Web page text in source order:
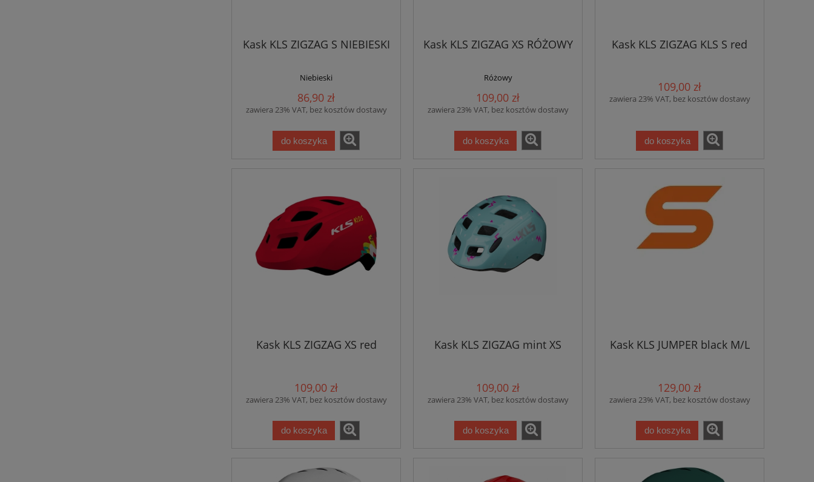
Kask KLS ZIGZAG S NIEBIESKI
Niebieski
86,90 zł
zawiera 23% VAT, bez kosztów dostawy
do koszyka
Kask KLS ZIGZAG XS RÓŻOWY
Różowy
109,00 zł
zawiera 23% VAT, bez kosztów dostawy
do koszyka
Kask KLS ZIGZAG KLS S red
109,00 zł
zawiera 23% VAT, bez kosztów dostawy
do koszyka
Kask KLS ZIGZAG XS red
109,00 zł
zawiera 23% VAT, bez kosztów dostawy
do koszyka
Kask KLS ZIGZAG mint XS
109,00 zł
zawiera 23% VAT, bez kosztów dostawy
do koszyka
Kask KLS JUMPER black M/L
129,00 zł
zawiera 23% VAT, bez kosztów dostawy
do koszyka